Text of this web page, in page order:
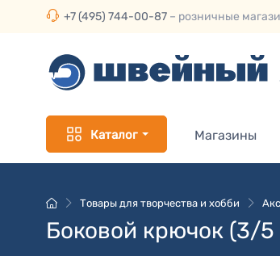
+7 (495) 744-00-87 – розничные
Каталог Магазины
Товары для творчества и хобби
Боковой крючок (3/5